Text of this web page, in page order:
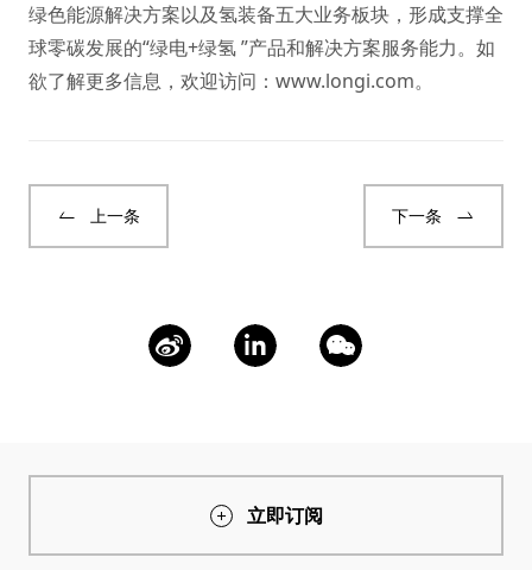
绿色能源解决方案以及氢装备五大业务板块，形成支撑全
球零碳发展的“绿电+绿氢 ”产品和解决方案服务能力。如
欲了解更多信息，欢迎访问： www.longi.com。
上一条 下一条
立即订阅